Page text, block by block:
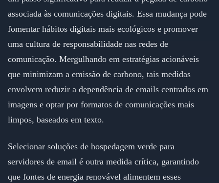
associada às comunicações digitais. Essa mudança pode
fomentar hábitos digitais mais ecológicos e promover
uma cultura de responsabilidade nas redes de
comunicação. Mergulhando em estratégias acionáveis
que minimizam a emissão de carbono, tais medidas
envolvem reduzir a dependência de emails centrados em
imagens e optar por formatos de comunicações mais
limpos, baseados em texto.
Selecionar soluções de hospedagem verde para
servidores de email é outra medida crítica, garantindo
que fontes de energia renovável alimentem esses